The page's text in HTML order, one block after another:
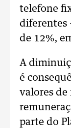
telefone
diferentes
de 12%,
A
é
valores de
parte do